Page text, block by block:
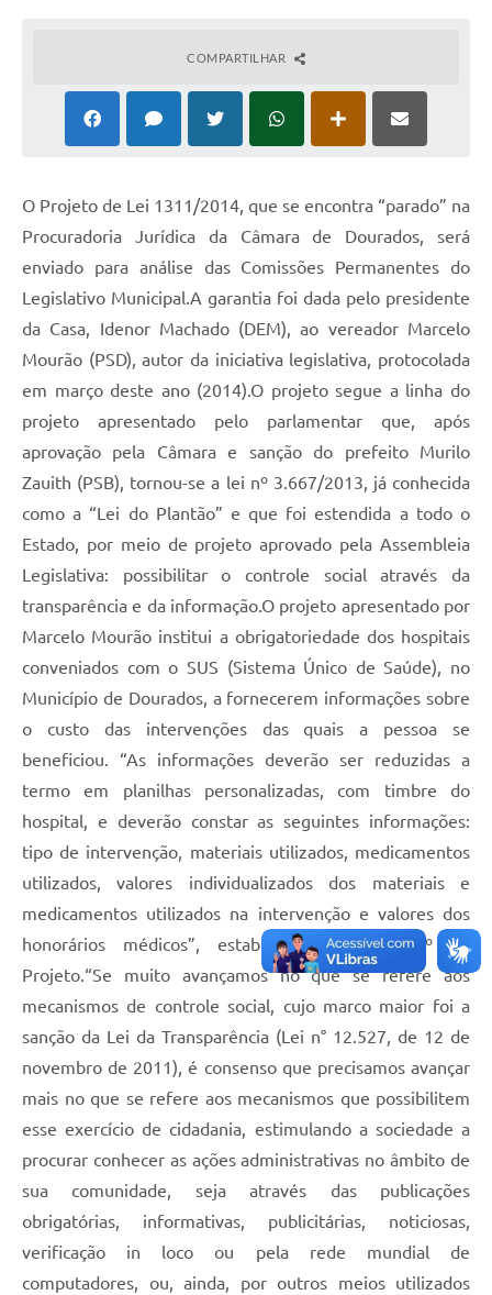
COMPARTILHAR
O Projeto de Lei 1311/2014, que se encontra “parado” na
Procuradoria Jurídica da Câmara de Dourados, será
enviado para análise das Comissões Permanentes do
Legislativo Municipal.A garantia foi dada pelo presidente
da Casa, Idenor Machado (DEM), ao vereador Marcelo
Mourão (PSD), autor da iniciativa legislativa, protocolada
em março deste ano (2014).O projeto segue a linha do
projeto apresentado pelo parlamentar que, após
aprovação pela Câmara e sanção do prefeito Murilo
Zauith (PSB), tornou-se a lei nº 3.667/2013, já conhecida
como a “Lei do Plantão” e que foi estendida a todo o
Estado, por meio de projeto aprovado pela Assembleia
Legislativa: possibilitar o controle social através da
transparência e da informação.O projeto apresentado por
Marcelo Mourão institui a obrigatoriedade dos hospitais
conveniados com o SUS (Sistema Único de Saúde), no
Município de Dourados, a fornecerem informações sobre
o custo das intervenções das quais a pessoa se
beneficiou. “As informações deverão ser reduzidas a
termo em planilhas personalizadas, com timbre do
hospital, e deverão constar as seguintes informações:
tipo de intervenção, materiais utilizados, medicamentos
utilizados, valores individualizados dos materiais e
medicamentos utilizados na intervenção e valores dos
honorários médicos”, estabelece o Artigo 2º do
Projeto.“Se muito avançamos no que se refere aos
mecanismos de controle social, cujo marco maior foi a
sanção da Lei da Transparência (Lei n° 12.527, de 12 de
novembro de 2011), é consenso que precisamos avançar
mais no que se refere aos mecanismos que possibilitem
esse exercício de cidadania, estimulando a sociedade a
procurar conhecer as ações administrativas no âmbito de
sua comunidade, seja através das publicações
obrigatórias, informativas, publicitárias, noticiosas,
verificação in loco ou pela rede mundial de
computadores, ou, ainda, por outros meios utilizados